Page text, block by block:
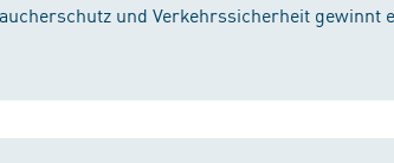
und Verkehrssicherheit gewinnt